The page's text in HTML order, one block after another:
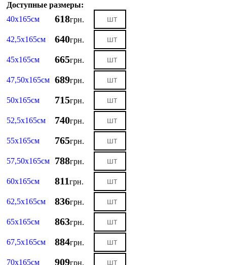
Доступные размеры:
40х165см
618грн.
42,5х165см 640грн.
45х165см 665грн.
47,50х165см 689грн.
50х165см 715грн.
52,5х165см 740грн.
55х165см 765грн.
57,50х165см 788грн.
60х165см 811грн.
62,5х165см 836грн.
65х165см 863грн.
67,5х165см 884грн.
70х165см 909грн.